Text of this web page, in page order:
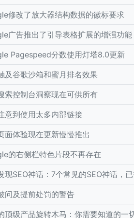
修改了放大器结构数据的徽标要求
广告推出了引导表格扩展的增强功能
Pagespeed分数使用灯塔8.0更新
及谷歌沙箱和蜜月排名效果
索控制台洞察现在可供所有
意到使用太多内部链接
面体验现在更新慢慢推出
的右侧栏特色片段不再存在
现SEO神话：7个常见的SEO神话，
问及提前处罚的​​警告
顶级产品旋转木马：你需要知道的一